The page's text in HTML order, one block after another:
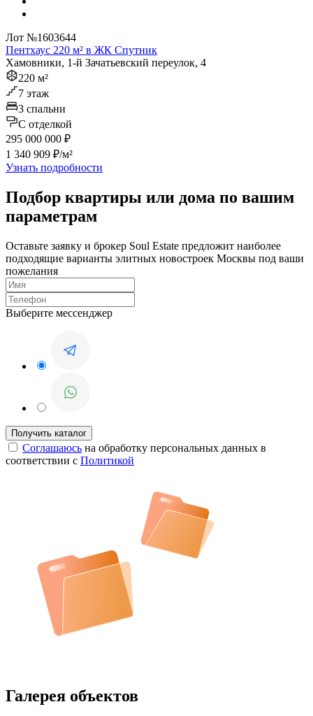
Лот №1603644
Пентхаус 220 м² в ЖК Спутник
Хамовники, 1-й Зачатьевский переулок, 4
220 м²
7 этаж
3 спальни
C отделкой
295 000 000 ₽
1 340 909 ₽/м²
Узнать подробности
Подбор квартиры или дома по вашим
параметрам
Оставьте заявку и брокер Soul Estate предложит наиболее
подходящие варианты элитных новостроек Москвы под ваши
пожелания
Выберите мессенджер
Соглашаюсь на обработку персональных данных в
соответствии с Политикой
Галерея объектов